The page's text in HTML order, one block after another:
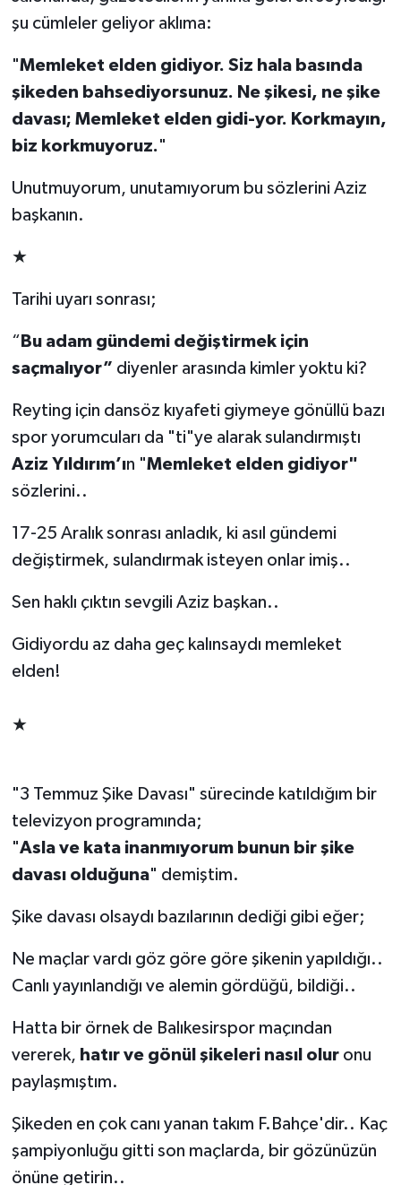
şu cümleler geliyor aklıma:
"Memleket elden gidiyor. Siz hala basında
şikeden bahsediyorsunuz. Ne şikesi, ne şike
davası; Memleket elden gidi-yor. Korkmayın,
biz korkmuyoruz."
Unutmuyorum, unutamıyorum bu sözlerini Aziz
başkanın.
★
Tarihi uyarı sonrası;
“ Bu adam gündemi değiştirmek için
saçmalıyor” diyenler arasında kimler yoktu ki?
Reyting için dansöz kıyafeti giymeye gönüllü bazı
spor yorumcuları da "ti"ye alarak sulandırmıştı
Aziz Yıldırım’ın "Memleket elden gidiyor"
sözlerini..
17-25 Aralık sonrası anladık, ki asıl gündemi
değiştirmek, sulandırmak isteyen onlar imiş..
Sen haklı çıktın sevgili Aziz başkan..
Gidiyordu az daha geç kalınsaydı memleket
elden!
★
"3 Temmuz Şike Davası" sürecinde katıldığım bir
televizyon programında;
"Asla ve kata inanmıyorum bunun bir şike
davası olduğuna" demiştim.
Şike davası olsaydı bazılarının dediği gibi eğer;
Ne maçlar vardı göz göre göre şikenin yapıldığı..
Canlı yayınlandığı ve alemin gördüğü, bildiği..
Hatta bir örnek de Balıkesirspor maçından
vererek, hatır ve gönül şikeleri nasıl oluronu
paylaşmıştım.
Şikeden en çok canı yanan takım F.Bahçe'dir.. Kaç
şampiyonluğu gitti son maçlarda, bir gözünüzün
önüne getirin..